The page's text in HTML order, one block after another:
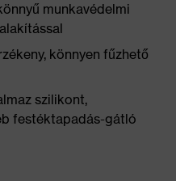
munkavédelmi
könnyen fűzhető
szilikont,
festéktapadás-gátló